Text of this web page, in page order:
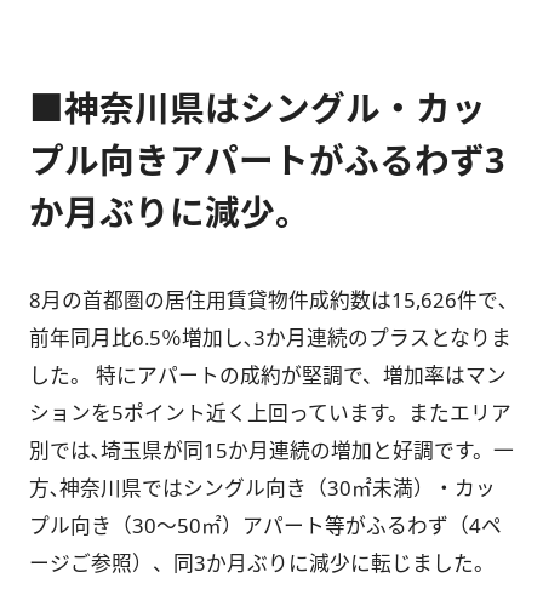
■神奈川県はシングル・カッ
プル向きアパートがふるわず3
か月ぶりに減少。
8月の首都圏の居住用賃貸物件成約数は15,626件で､
前年同月比6.5％増加し､3か月連続のプラスとなりま
した。 特にアパートの成約が堅調で、増加率はマン
ションを5ポイント近く上回っています。またエリア
別では､埼玉県が同15か月連続の増加と好調です。一
方､神奈川県ではシングル向き（30㎡未満）・カッ
プル向き（30～50㎡）アパート等がふるわず（4ペ
ージご参照）、同3か月ぶりに減少に転じました。